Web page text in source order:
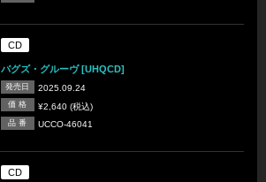
CD
バグズ・グルーヴ [UHQCD]
発売日 2025.09.24
価 格 ¥2,640 (税込)
品 番 UCCO-46041
CD